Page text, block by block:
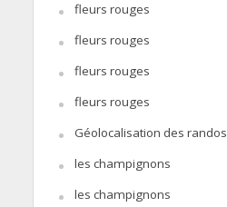
fleurs rouges
fleurs rouges
fleurs rouges
fleurs rouges
Géolocalisation des randos
les champignons
les champignons